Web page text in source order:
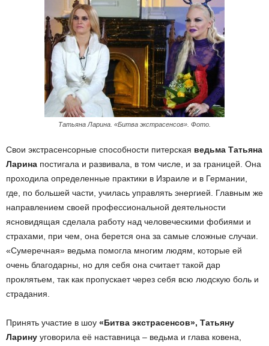
Татьяна Ларина. «Битва экстрасенсов». Фото.
Свои экстрасенсорные способности питерская ведьма Татьяна
Ларина постигала и развивала, в том числе, и за границей. Она
проходила определенные практики в Израиле и в Германии,
где, по большей части, училась управлять энергией. Главным же
направлением своей профессиональной деятельности
ясновидящая сделала работу над человеческими фобиями и
страхами, при чем, она берется она за самые сложные случаи.
«Сумеречная» ведьма помогла многим людям, которые ей
очень благодарны, но для себя она считает такой дар
проклятьем, так как пропускает через себя всю людскую боль и
страдания.
Принять участие в шоу «Битва экстрасенсов», Татьяну
Ларину уговорила её наставница – ведьма и глава ковена,